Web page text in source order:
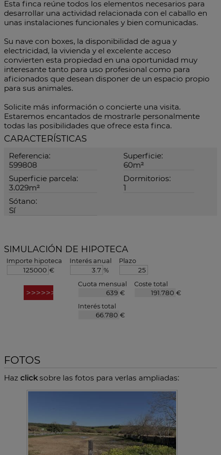
Esta finca reúne todos los elementos necesarios para
desarrollar una actividad relacionada con el caballo en
unas instalaciones funcionales y bien comunicadas.
Su nave con boxes, la disponibilidad de agua y
electricidad, la vivienda y el excelente acceso
convierten esta propiedad en una oportunidad muy
interesante tanto para uso profesional como para
aficionados que desean disponer de un espacio propio
para sus animales.
Solicite más información o concierte una visita.
Estaremos encantados de mostrarle personalmente
todas las posibilidades que ofrece esta finca.
CARACTERÍSTICAS
Referencia:
599808
Superficie:
60m²
Superficie parcela:
3.029m²
Dormitorios:
1
Sótano:
Sí
SIMULACIÓN DE HIPOTECA
Importe hipoteca
€
Interés anual
%
Plazo
Cuota mensual
€
Coste total
€
Interés total
€
FOTOS
Haz clicksobre las fotos para verlas ampliadas: